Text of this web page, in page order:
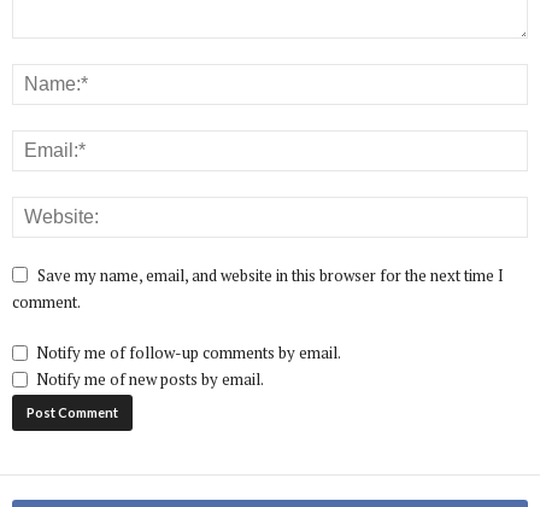
Save my name, email, and website in this browser for the next time I
comment.
Notify me of follow-up comments by email.
Notify me of new posts by email.